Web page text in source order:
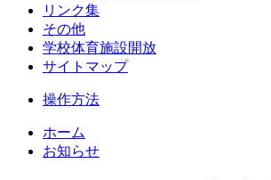
リンク集
その他
学校体育施設開放
サイトマップ
操作方法
ホーム
お知らせ